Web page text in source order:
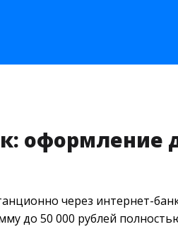
оформление
через интернет-
до 50 000 рублей